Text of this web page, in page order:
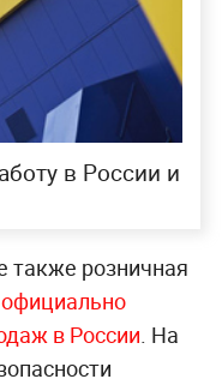
в России и
также розничная
в России. На